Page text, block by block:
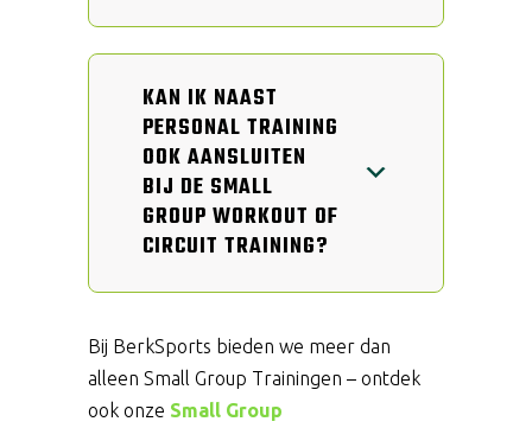
KAN IK NAAST
PERSONAL TRAINING
OOK AANSLUITEN
BIJ DE SMALL
GROUP WORKOUT OF
CIRCUIT TRAINING?
Bij BerkSports bieden we meer dan
alleen Small Group Trainingen – ontdek
ook onze Small Group